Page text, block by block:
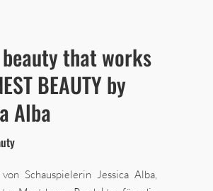
that works
BEAUTY by
Alba
Schauspielerin Jessica Alba,